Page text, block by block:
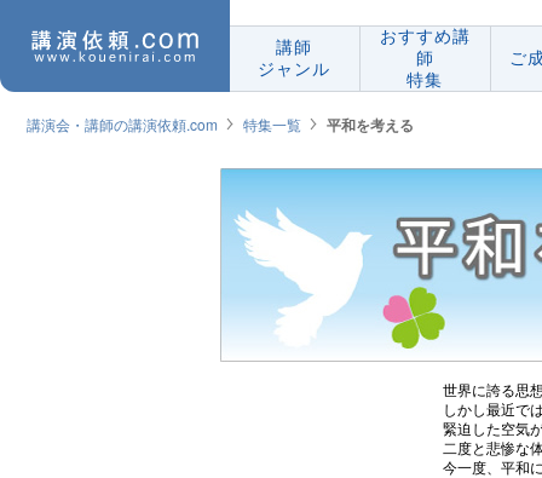
講師
ジャンル
おすすめ講
師
特集
ご
講演会・講師の講演依頼.com 特集一覧 平和を考える
世界に誇る思想である「平
しかし最近では、領土問
緊迫した空気が流れている状
二度と悲惨な体験をせず、今
今一度、平和について考え